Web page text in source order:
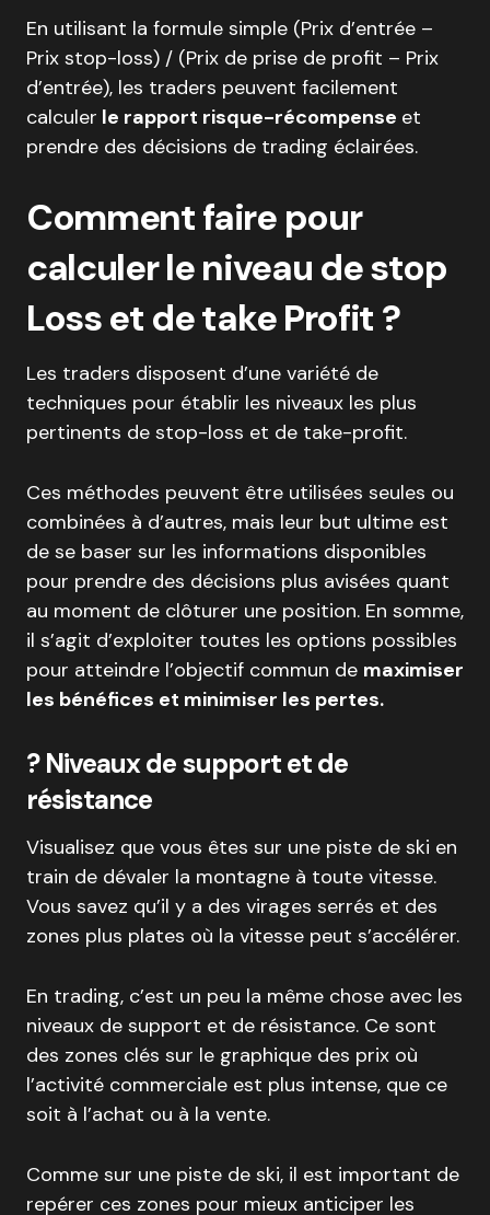
En utilisant la formule simple (Prix d’entrée –
Prix stop-loss) / (Prix de prise de profit – Prix
d’entrée), les traders peuvent facilement
calculer le rapport risque-récompense et
prendre des décisions de trading éclairées.
Comment faire pour
calculer le niveau de stop
Loss et de take Profit ?
Les traders disposent d’une variété de
techniques pour établir les niveaux les plus
pertinents de stop-loss et de take-profit.
Ces méthodes peuvent être utilisées seules ou
combinées à d’autres, mais leur but ultime est
de se baser sur les informations disponibles
pour prendre des décisions plus avisées quant
au moment de clôturer une position. En somme,
il s’agit d’exploiter toutes les options possibles
pour atteindre l’objectif commun de maximiser
les bénéfices et minimiser les pertes.
? Niveaux de support et de
résistance
Visualisez que vous êtes sur une piste de ski en
train de dévaler la montagne à toute vitesse.
Vous savez qu’il y a des virages serrés et des
zones plus plates où la vitesse peut s’accélérer.
En trading, c’est un peu la même chose avec les
niveaux de support et de résistance. Ce sont
des zones clés sur le graphique des prix où
l’activité commerciale est plus intense, que ce
soit à l’achat ou à la vente.
Comme sur une piste de ski, il est important de
repérer ces zones pour mieux anticiper les